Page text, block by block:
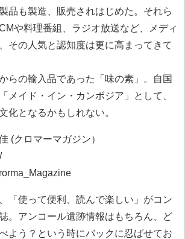
品も製造、販売されはじめた。それら
や料理番組、ラジオ放送など、メディ
その人気と認知度は更に高まってきて
らの輸入品であった「味の素」。自国
メイド・イン・カンボジア」として、
化となるかもしれない。
(クロマーマガジン）
「使って便利、読んで楽しい」がコン
。アンコール遺跡情報はもちろん、ど
よう？という時にバックに忍ばせてお